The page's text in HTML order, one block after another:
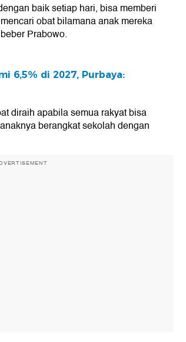
baik setiap hari, bisa memberi
obat bilamana anak mereka
Prabowo.
6,5% di 2027, Purbaya:
diraih apabila semua rakyat bisa
berangkat sekolah dengan